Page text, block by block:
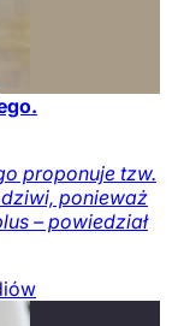
proponuje tzw.
ponieważ
– powiedział